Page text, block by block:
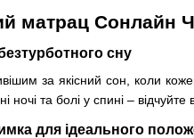
матрац Сонлайн
сну
за якісний сон, коли
ночі та болі у спині – відчуйте
для ідеального